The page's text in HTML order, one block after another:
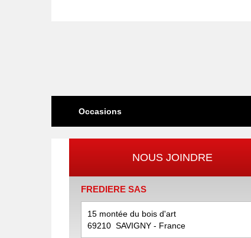
Occasions
NOUS JOINDRE
FREDIERE SAS
15 montée du bois d'art
69210 SAVIGNY - France